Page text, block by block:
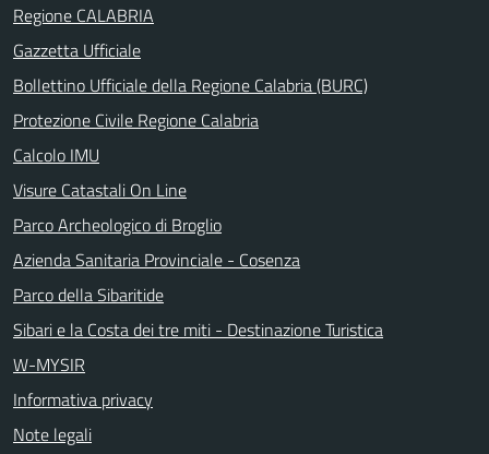
Regione CALABRIA
Gazzetta Ufficiale
Bollettino Ufficiale della Regione Calabria (BURC)
Protezione Civile Regione Calabria
Calcolo IMU
Visure Catastali On Line
Parco Archeologico di Broglio
Azienda Sanitaria Provinciale - Cosenza
Parco della Sibaritide
Sibari e la Costa dei tre miti - Destinazione Turistica
W-MYSIR
Informativa privacy
Note legali